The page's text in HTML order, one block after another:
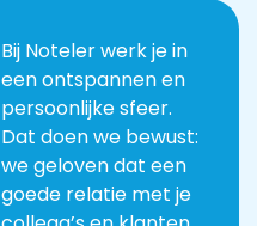
Bij Noteler werk je in
een ontspannen en
persoonlijke sfeer.
Dat doen we bewust:
we geloven dat een
goede relatie met je